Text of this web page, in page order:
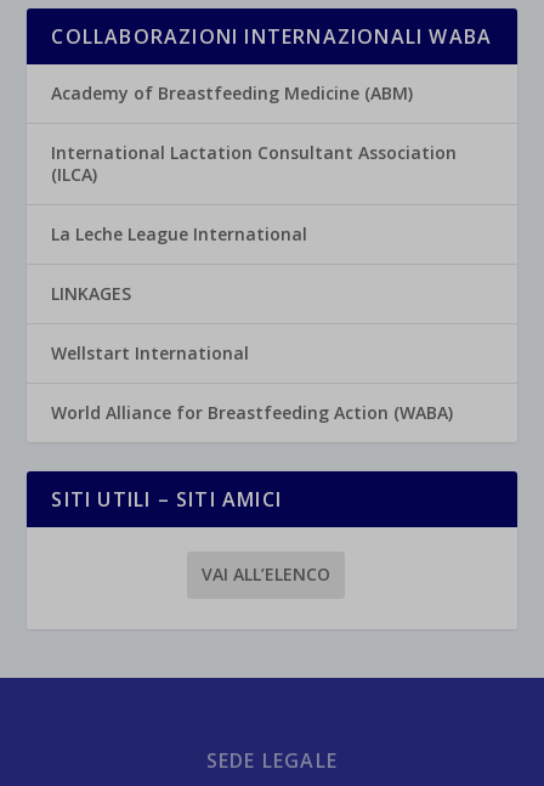
COLLABORAZIONI INTERNAZIONALI WABA
Academy of Breastfeeding Medicine (ABM)
International Lactation Consultant Association
(ILCA)
La Leche League International
LINKAGES
Wellstart International
World Alliance for Breastfeeding Action (WABA)
SITI UTILI – SITI AMICI
VAI ALL’ELENCO
SEDE LEGALE